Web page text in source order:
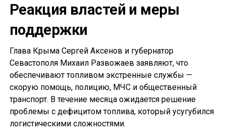
Реакция властей и меры
поддержки
Глава Крыма Сергей Аксенов и губернатор
Севастополя Михаил Развожаев заявляют, что
обеспечивают топливом экстренные службы —
скорую помощь, полицию, МЧС и общественный
транспорт. В течение месяца ожидается решение
проблемы с дефицитом топлива, который усугубился
логистическими сложностями.